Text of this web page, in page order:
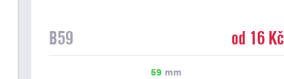
B59
od 16 Kč
59 mm